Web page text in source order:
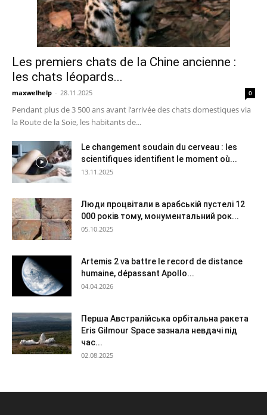
Les premiers chats de la Chine ancienne :
les chats léopards...
maxwelhelp - 28.11.2025 0
Pendant plus de 3 500 ans avant l’arrivée des chats domestiques via
la Route de la Soie, les habitants de...
Le changement soudain du cerveau : les
scientifiques identifient le moment où...
13.11.2025
Люди процвітали в арабській пустелі 12
000 років тому, монументальний рок...
05.10.2025
Artemis 2 va battre le record de distance
humaine, dépassant Apollo...
04.04.2026
Перша Австралійська орбітальна ракета
Eris Gilmour Space зазнала невдачі під
час...
02.08.2025